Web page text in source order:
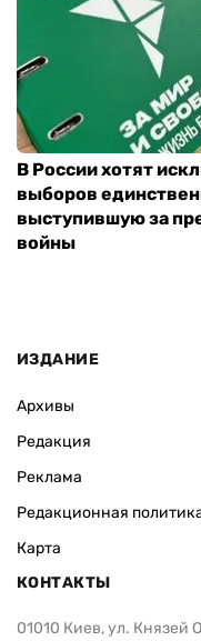
В России хотят
выборов
выступившую за
войны
ИЗДАНИЕ
Архивы
Редакция
Реклама
Редакционная
Карта
КОНТАКТЫ
01010 Киев, ул. Князей